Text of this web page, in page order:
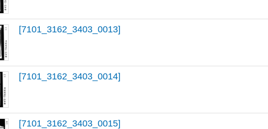
[7101_3162_3403_0013]
[7101_3162_3403_0014]
[7101_3162_3403_0015]